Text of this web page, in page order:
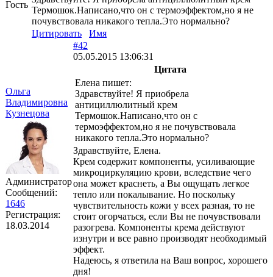
Гость
Термошок.Написано,что он с термоэффектом,но я не
почувствовала никакого тепла.Это нормально?
Цитировать
Имя
Ольга
Владимировна
Кузнецова
Администратор
Сообщений:
1646
Регистрация:
18.03.2014
#42
05.05.2015 13:06:31
Цитата
Елена пишет:
Здравствуйте! Я приобрела
антициллюлитный крем
Термошок.Написано,что он с
термоэффектом,но я не почувствовала
никакого тепла.Это нормально?
Здравствуйте, Елена.
Крем содержит компоненты, усиливающие
микроциркуляцию крови, вследствие чего
она может краснеть, а Вы ощущать легкое
тепло или покалывание. Но поскольку
чувствительность кожи у всех разная, то не
стоит огорчаться, если Вы не почувствовали
разогрева. Компоненты крема действуют
изнутри и все равно производят необходимый
эффект.
Надеюсь, я ответила на Ваш вопрос, хорошего
дня!